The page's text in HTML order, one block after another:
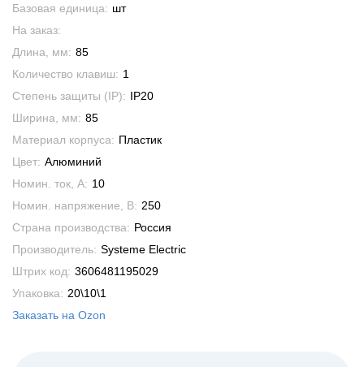
Базовая единица: шт
На заказ:
Длина, мм: 85
Количество клавиш: 1
Степень защиты (IP): IP20
Ширина, мм: 85
Материал корпуса: Пластик
Цвет: Алюминий
Номин. ток, А: 10
Номин. напряжение, В: 250
Страна производства: Россия
Производитель: Systeme Electric
Штрих код: 3606481195029
Упаковка: 20\10\1
Заказать на Ozon